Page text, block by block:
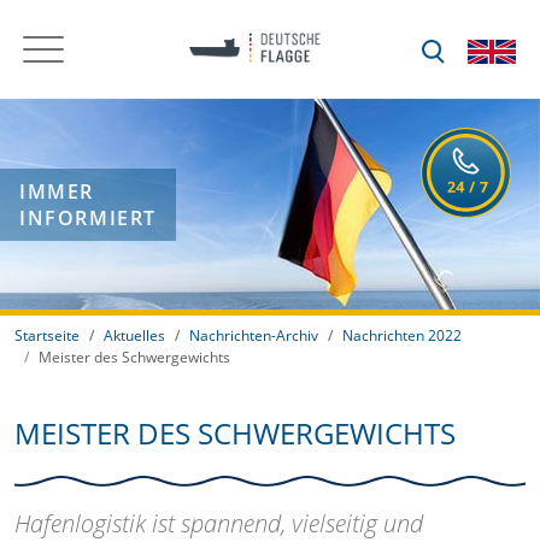
IMMER
INFORMIERT
Startseite Aktuelles Nachrichten-Archiv
Nachrichten 2022
Meister des Schwergewichts
MEISTER DES SCHWERGEWICHTS
Hafenlogistik ist spannend, vielseitig und